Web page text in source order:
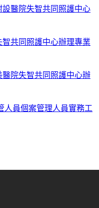
設醫院失智共同照護中心
共同照護中心辦理專業
院失智共同照護中心辦
人員個案管理人員實務工